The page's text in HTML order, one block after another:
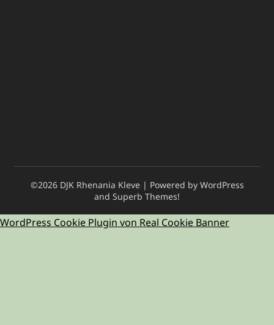
©2026 DJK Rhenania Kleve | Powered by WordPress
and Superb Themes!
WordPress Cookie Plugin von Real Cookie Banner